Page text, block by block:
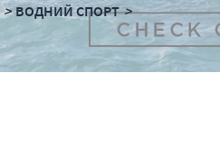
ВОДНИЙ СПОРТ